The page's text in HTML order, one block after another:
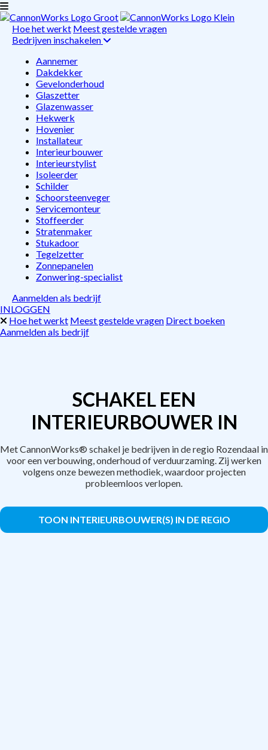
Hoe het werkt Meest gestelde vragen
Bedrijven inschakelen
Aannemer
Dakdekker
Gevelonderhoud
Glaszetter
Glazenwasser
Hekwerk
Hovenier
Installateur
Interieurbouwer
Interieurstylist
Isoleerder
Schilder
Schoorsteenveger
Servicemonteur
Stoffeerder
Stratenmaker
Stukadoor
Tegelzetter
Zonnepanelen
Zonwering-specialist
Aanmelden als bedrijf
INLOGGEN
Hoe het werkt Meest gestelde vragen Direct boeken
Aanmelden als bedrijf
SCHAKEL EEN
INTERIEURBOUWER IN
Met CannonWorks® schakel je bedrijven in de regio Rozendaal in
voor een verbouwing, onderhoud of verduurzaming. Zij werken
volgens onze bewezen methodiek, waardoor projecten
probleemloos verlopen.
TOON INTERIEURBOUWER(S) IN DE REGIO